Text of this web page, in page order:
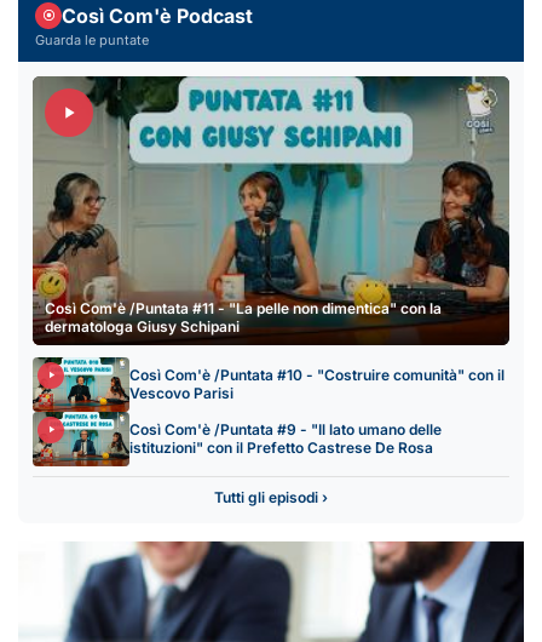
Così Com'è Podcast
Guarda le puntate
Così Com'è /Puntata #11 - "La pelle non dimentica" con la
dermatologa Giusy Schipani
Così Com'è /Puntata #10 - "Costruire comunità" con il
Vescovo Parisi
Così Com'è /Puntata #9 - "Il lato umano delle
istituzioni" con il Prefetto Castrese De Rosa
Tutti gli episodi ›